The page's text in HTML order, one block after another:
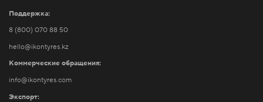
Поддержка:
8 (800) 070 88 50
hello@ikontyres.kz
Коммерческие обращения:
info@ikontyres.com
Экспорт: